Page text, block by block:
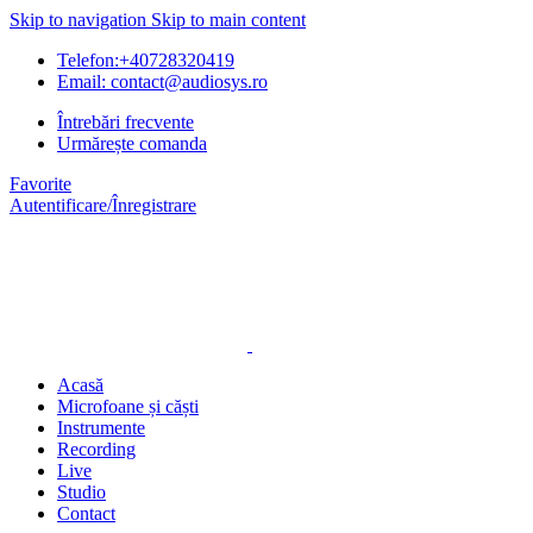
Skip to navigation Skip to main content
Telefon:+40728320419
Email: contact@audiosys.ro
Întrebări frecvente
Urmărește comanda
Favorite
Autentificare/Înregistrare
Acasă
Microfoane și căști
Instrumente
Recording
Live
Studio
Contact